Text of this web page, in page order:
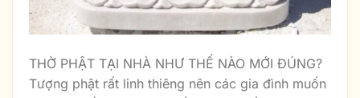
THỜ PHẬT TẠI NHÀ NHƯ THẾ NÀO MỚI ĐÚNG?
Tượng phật rất linh thiêng nên các gia đình muốn